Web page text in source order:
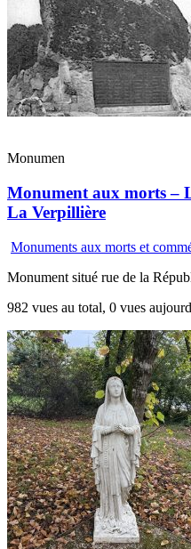
Monumen
Monument aux morts –
La Verpillière
Monuments aux morts et
Monument situé rue de la
982 vues au total, 0 vues